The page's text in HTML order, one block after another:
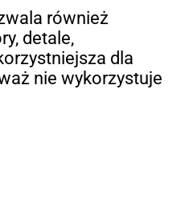
również
detale,
dla
nie wykorzystuje